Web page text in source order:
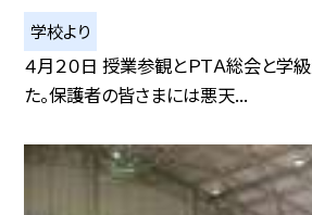
学校より
４月２０日 授業参観とＰＴＡ総会と学
た。保護者の皆さまには悪天...